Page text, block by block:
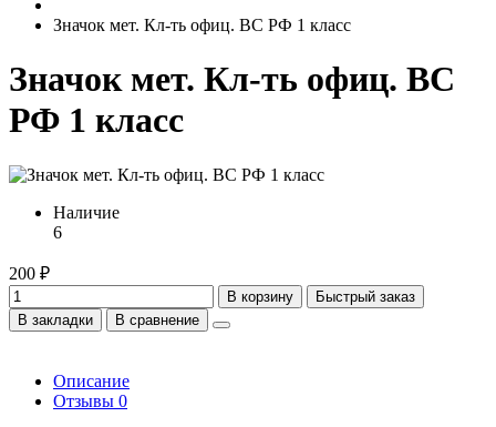
Значок мет. Кл-ть офиц. ВС РФ 1 класс
Значок мет. Кл-ть офиц. ВС
РФ 1 класс
Наличие
6
200 ₽
В корзину
Быстрый заказ
В закладки
В сравнение
Описание
Отзывы 0